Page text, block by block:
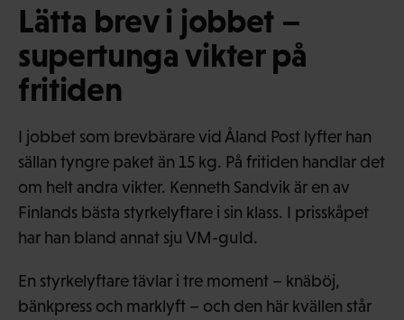
Lätta brev i jobbet –
supertunga vikter på
fritiden
I jobbet som brevbärare vid Åland Post lyfter han
sällan tyngre paket än 15 kg. På fritiden handlar det
om helt andra vikter. Kenneth Sandvik är en av
Finlands bästa styrkelyftare i sin klass. I prisskåpet
har han bland annat sju VM-guld.
En styrkelyftare tävlar i tre moment – knäböj,
bänkpress och marklyft – och den här kvällen står